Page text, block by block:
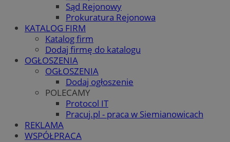
Sąd Rejonowy
Prokuratura Rejonowa
KATALOG FIRM
Katalog firm
Dodaj firmę do katalogu
OGŁOSZENIA
OGŁOSZENIA
Dodaj ogłoszenie
POLECAMY
Protocol IT
Pracuj.pl - praca w Siemianowicach
REKLAMA
WSPÓŁPRACA